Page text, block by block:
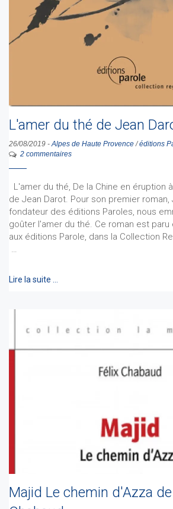
L'amer du thé de Jean
26/08/2019 - Alpes de Haute Provence /éditions
2 commentaires
L'amer du thé, De la Chine en éruption
de Jean Darot. Pour son premier roman,
fondateur des éditions Paroles, nous
goûter l'amer du thé. Ce roman est paru
aux éditions Parole, dans la Collection
…
Lire la suite …
Majid Le chemin d'Azza